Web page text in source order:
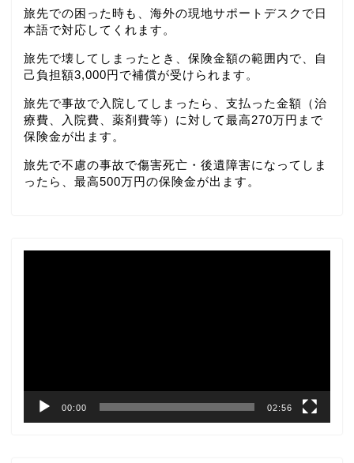
旅先での困った時も、海外の現地サポートデスクで日
本語で対応してくれます。
旅先で壊してしまったとき、保険金額の範囲内で、自
己負担額3,000円で補償が受けられます。
旅先で事故で入院してしまったら、支払った金額（治
療費、入院費、薬剤費等）に対して最高270万円まで
保険金が出ます。
旅先で不慮の事故で傷害死亡・後遺障害になってしま
ったら、最高500万円の保険金が出ます。
00:00 02:56